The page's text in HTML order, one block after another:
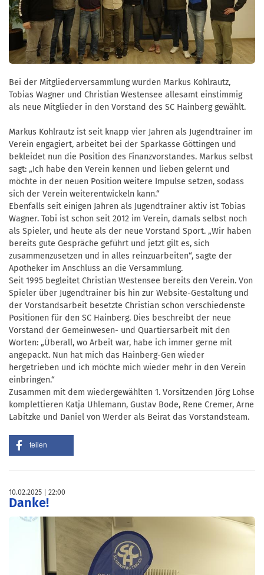
Bei der Mitgliederversammlung wurden Markus Kohlrautz,
Tobias Wagner und Christian Westensee allesamt einstimmig
als neue Mitglieder in den Vorstand des SC Hainberg gewählt.
Markus Kohlrautz ist seit knapp vier Jahren als Jugendtrainer im
Verein engagiert, arbeitet bei der Sparkasse Göttingen und
bekleidet nun die Position des Finanzvorstandes. Markus selbst
sagt: „Ich habe den Verein kennen und lieben gelernt und
möchte in der neuen Position weitere Impulse setzen, sodass
sich der Verein weiterentwickeln kann.“
Ebenfalls seit einigen Jahren als Jugendtrainer aktiv ist Tobias
Wagner. Tobi ist schon seit 2012 im Verein, damals selbst noch
als Spieler, und heute als der neue Vorstand Sport. „Wir haben
bereits gute Gespräche geführt und jetzt gilt es, sich
zusammenzusetzen und in alles reinzuarbeiten“, sagte der
Apotheker im Anschluss an die Versammlung.
Seit 1995 begleitet Christian Westensee bereits den Verein. Von
Spieler über Jugendtrainer bis hin zur Website-Gestaltung und
der Vorstandsarbeit besetzte Christian schon verschiedenste
Positionen für den SC Hainberg. Dies beschreibt der neue
Vorstand der Gemeinwesen- und Quartiersarbeit mit den
Worten: „Überall, wo Arbeit war, habe ich immer gerne mit
angepackt. Nun hat mich das Hainberg-Gen wieder
hergetrieben und ich möchte mich wieder mehr in den Verein
einbringen.“
Zusammen mit dem wiedergewählten 1. Vorsitzenden Jörg Lohse
komplettieren Katja Uhlemann, Gustav Bode, Rene Cremer, Arne
Labitzke und Daniel von Werder als Beirat das Vorstandsteam.
teilen
10.02.2025 22:00
Danke!